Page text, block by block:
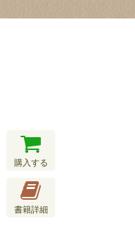
購入する
書籍詳細